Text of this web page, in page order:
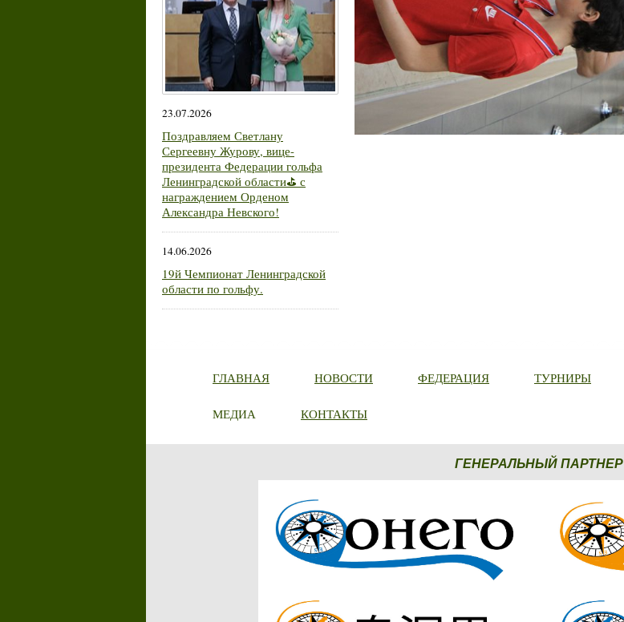
23.07.2026
Поздравляем Светлану
Сергеевну Журову, вице-
президента Федерации гольфа
Ленинградской области⛳ с
награждением Орденом
Александра Невского!
14.06.2026
19й Чемпионат Ленинградской
области по гольфу.
ГЛАВНАЯ НОВОСТИ ФЕДЕРАЦИЯ ТУРНИРЫ
МЕДИА КОНТАКТЫ
ГЕНЕРАЛЬНЫЙ ПАРТНЕР